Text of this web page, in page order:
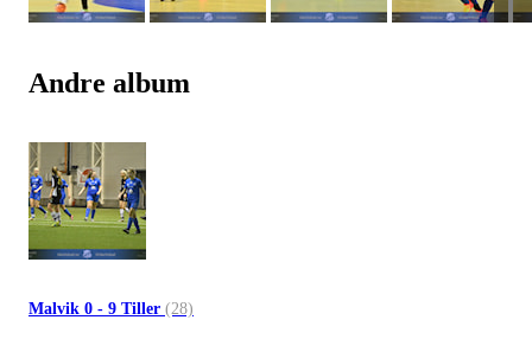
Andre album
Malvik 0 - 9 Tiller (28)